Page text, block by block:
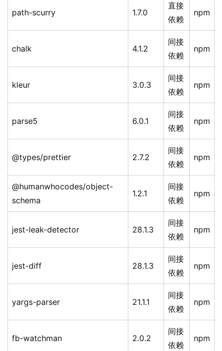
path-scurry 1.7.0
直接
依赖
npm
chalk 4.1.2
间接
依赖
npm
kleur 3.0.3
间接
依赖
npm
parse5 6.0.1
间接
依赖
npm
@types/prettier 2.7.2
间接
依赖
npm
@humanwhocodes/object-
schema
1.2.1
间接
依赖
npm
jest-leak-detector 28.1.3
间接
依赖
npm
jest-diff 28.1.3
间接
依赖
npm
yargs-parser 21.1.1
间接
依赖
npm
fb-watchman 2.0.2
间接
依赖
npm